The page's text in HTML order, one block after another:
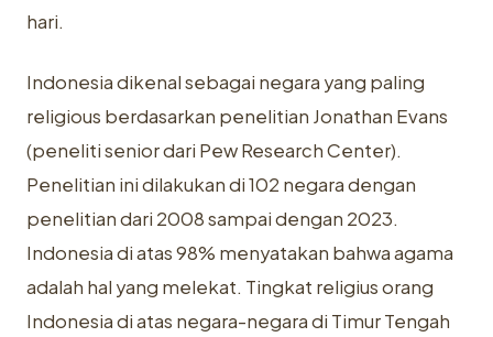
hari.
Indonesia dikenal sebagai negara yang paling
religious berdasarkan penelitian Jonathan Evans
(peneliti senior dari Pew Research Center).
Penelitian ini dilakukan di 102 negara dengan
penelitian dari 2008 sampai dengan 2023.
Indonesia di atas 98% menyatakan bahwa agama
adalah hal yang melekat. Tingkat religius orang
Indonesia di atas negara-negara di Timur Tengah